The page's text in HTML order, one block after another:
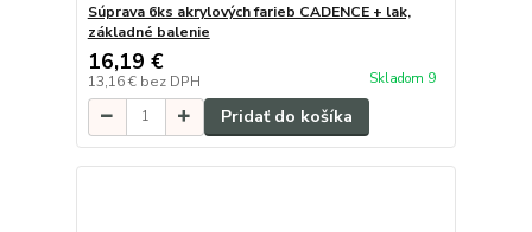
Súprava 6ks akrylových farieb CADENCE + lak,
základné balenie
16,19 €
13,16 € bez DPH Skladom 9
Pridať do košíka